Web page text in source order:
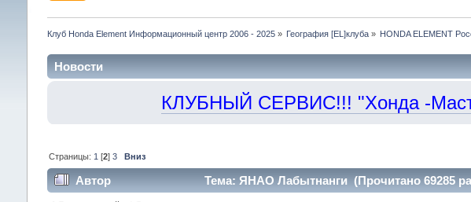
Клуб Honda Element Информационный центр 2006 - 2025» География [EL]клуба » HONDA ELEMENT
Новости
КЛУБНЫЙ СЕРВИС!!! "Хонда -
Страницы: 1 [2] 3 Вниз
Автор Тема: ЯНАО Лабытнанги (Прочитано 69285